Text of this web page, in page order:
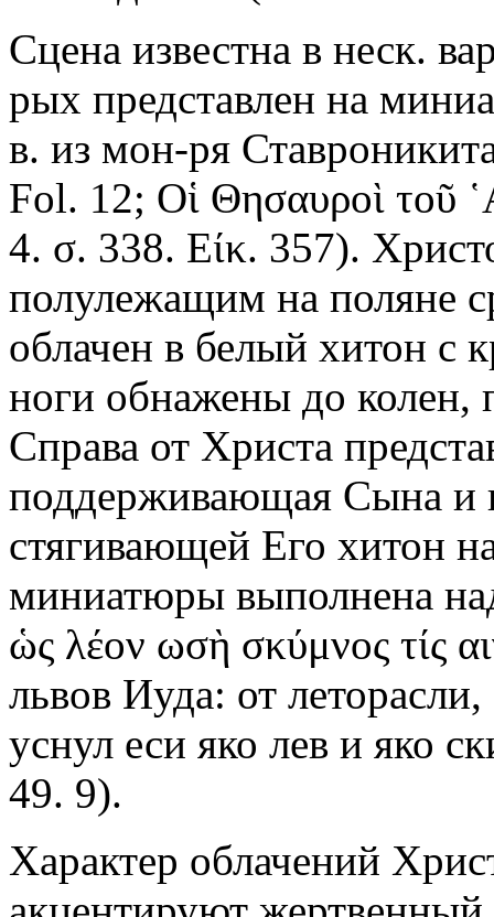
Сцена известна в неск.
рых представлен на
в. из мон-ря
Fol. 12; Οἱ Θησαυροὶ τοῦ
4. σ. 338. Είκ. 357).
полулежащим на поляне
облачен в белый хитон с
ноги обнажены до колен,
Справа от Христа
поддерживающая Сына и
стягивающей Его хитон
миниатюры выполнена
ὡς λέον ωσὴ σκύμνος τίς
львов Иуда: от
уснул еси яко лев и яко
49. 9).
Характер облачений